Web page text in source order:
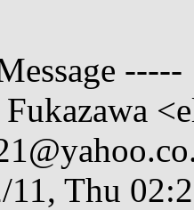
-----
11, Thu